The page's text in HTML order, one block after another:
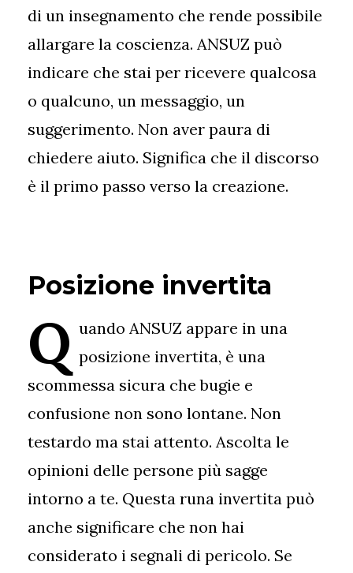
di un insegnamento che rende possibile
allargare la coscienza. ANSUZ può
indicare che stai per ricevere qualcosa
o qualcuno, un messaggio, un
suggerimento. Non aver paura di
chiedere aiuto. Significa che il discorso
è il primo passo verso la creazione.
Posizione invertita
Q uando ANSUZ appare in una
posizione invertita, è una
scommessa sicura che bugie e
confusione non sono lontane. Non
testardo ma stai attento. Ascolta le
opinioni delle persone più sagge
intorno a te. Questa runa invertita può
anche significare che non hai
considerato i segnali di pericolo. Se